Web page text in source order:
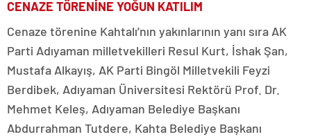
CENAZE TÖRENİNE YOĞUN KATILIM
Cenaze törenine Kahtalı’nın yakınlarının yanı sıra AK
Parti Adıyaman milletvekilleri Resul Kurt, İshak Şan,
Mustafa Alkayış, AK Parti Bingöl Milletvekili Feyzi
Berdibek, Adıyaman Üniversitesi Rektörü Prof. Dr.
Mehmet Keleş, Adıyaman Belediye Başkanı
Abdurrahman Tutdere, Kahta Belediye Başkanı